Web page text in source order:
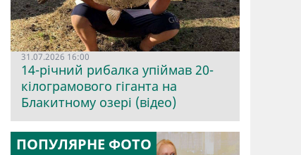
31.07.2026 16:00
14-річний рибалка упіймав 20-
кілограмового гіганта на
Блакитному озері (відео)
ПОПУЛЯРНЕ ФОТО